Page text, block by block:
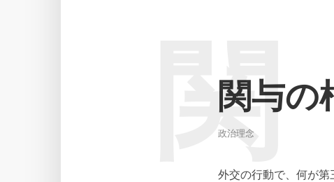
関与の
政治理念
関
外交の行動で、何が